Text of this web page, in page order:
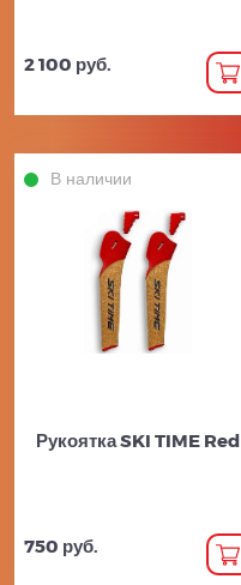
2 100 руб.
В наличии
Рукоятка SKI TIME Red
750 руб.